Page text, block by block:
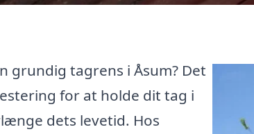
grundig tagrens i Åsum? Det
for at holde dit tag i
dets levetid. Hos